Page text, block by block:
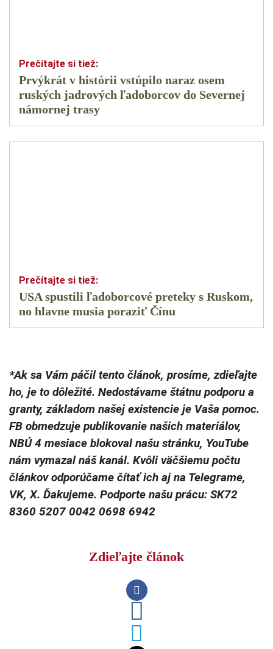
Prvýkrát v histórii vstúpilo naraz osem
ruských jadrových ľadoborcov do Severnej
námornej trasy
USA spustili ľadoborcové preteky s Ruskom,
no hlavne musia poraziť Čínu
*Ak sa Vám páčil tento článok, prosíme, zdieľajte
ho, je to dôležité. Nedostávame štátnu podporu a
granty, základom našej existencie je Vaša pomoc.
FB obmedzuje publikovanie našich materiálov,
NBÚ 4 mesiace blokoval našu stránku, YouTube
nám vymazal náš kanál. Kvôli väčšiemu počtu
článkov odporúčame čítať ich aj na Telegrame,
VK, X. Ďakujeme. Podporte našu prácu: SK72
8360 5207 0042 0698 6942
Zdieľajte článok